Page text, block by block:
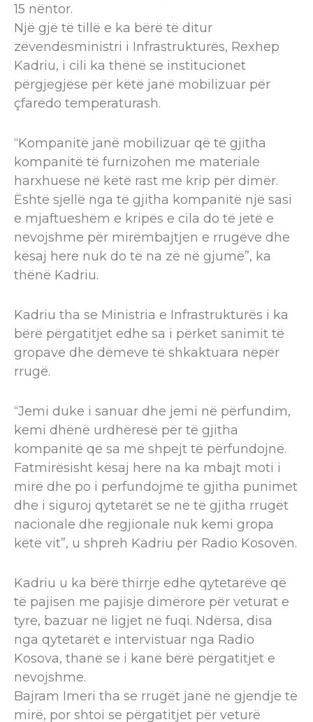
15 nëntor.
Një gjë të tillë e ka bërë të ditur
zëvendësministri i Infrastrukturës, Rexhep
Kadriu, i cili ka thënë se institucionet
përgjegjëse për këtë janë mobilizuar për
çfarëdo temperaturash.
“Kompanitë janë mobilizuar që të gjitha
kompanitë të furnizohen me materiale
harxhuese në këtë rast me krip për dimër.
Është sjellë nga të gjitha kompanitë një sasi
e mjaftueshëm e kripës e cila do të jetë e
nevojshme për mirëmbajtjen e rrugëve dhe
kësaj here nuk do të na zë në gjumë”, ka
thënë Kadriu.
Kadriu tha se Ministria e Infrastrukturës i ka
bërë përgatitjet edhe sa i përket sanimit të
gropave dhe dëmeve të shkaktuara nëpër
rrugë.
“Jemi duke i sanuar dhe jemi në përfundim,
kemi dhënë urdhëresë për të gjitha
kompanitë që sa më shpejt të përfundojnë.
Fatmirësisht kësaj here na ka mbajt moti i
mirë dhe po i përfundojmë të gjitha punimet
dhe i siguroj qytetarët se në të gjitha rrugët
nacionale dhe regjionale nuk kemi gropa
këtë vit”, u shpreh Kadriu për Radio Kosovën.
Kadriu u ka bërë thirrje edhe qytetarëve që
të pajisen me pajisje dimërore për veturat e
tyre, bazuar në ligjet në fuqi. Ndërsa, disa
nga qytetarët e intervistuar nga Radio
Kosova, thanë se i kanë bërë përgatitjet e
nevojshme.
Bajram Imeri tha se rrugët janë në gjendje të
mirë, por shtoi se përgatitjet për veturë